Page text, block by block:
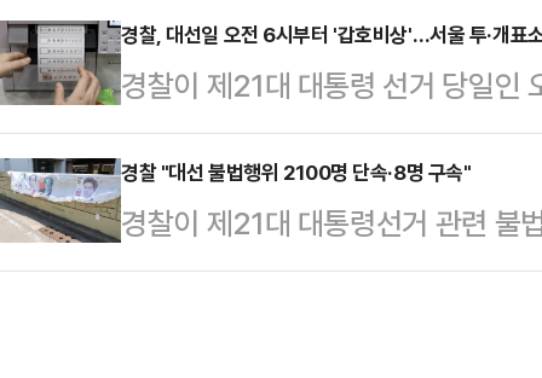
투표 업무를 방해한 혐의를 받고 있
을 투표지에 자동으로 인쇄하는데
날인하라고 요구한 것으로 파악됐
표'를 시도해 공직선거법을 위반한
에 고발했다고 밝혔다.A씨는 지난
본투표에는 참여할 수 없음에도 이
서 투표하려다 신분을 확인하던 투
달 29일 사전투표를 한 후 이날 오
까지 하려다 적발됐다.공직선거법…
경찰, 대선일 오전 6시부터 '갑호비상'…서울 투·개표
경찰이 제21대 대통령 선거 당일인
투·개표소 4574곳에 경찰관 1만
일 정례간담회에서 대선 본 투표일
의 집무실 도착 때까지 '갑호비상'
장 높은 갑호비상은 경찰관의 연가
경찰 "대선 불법행위 2100명 단속·8명 구속"
경찰이 제21대 대통령선거 관련 불
밝혔다.2일 경찰에 따르면 경찰청